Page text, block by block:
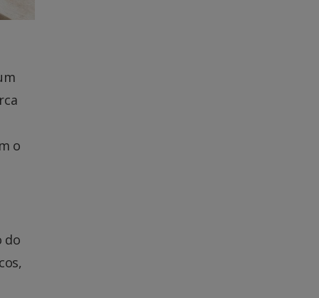
o
do